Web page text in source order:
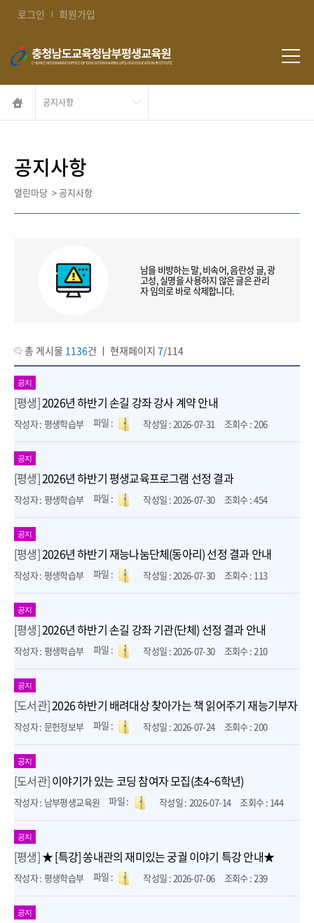
콘텐츠 바로가기
로그인 회원가입
공지사항
열린마당 >공지사항
남을 비방하는 말, 비속어, 음란성 글, 광
고성, 실명을 사용하지 않은 글은 관리
자 임의로 바로 삭제합니다.
총 게시물 1136건 ㅣ 현재페이지 7/114
공지
[평생]2026년 하반기 손길 강좌 강사 계약 안내
평생학습부 2026-07-31 206
공지
[평생]2026년 하반기 평생교육프로그램 선정 결과
평생학습부 2026-07-30 454
공지
[평생]2026년 하반기 재능나눔단체(동아리) 선정 결과 안내
평생학습부 2026-07-30 113
공지
[평생]2026년 하반기 손길 강좌 기관(단체) 선정 결과 안내
평생학습부 2026-07-30 210
공지
[도서관]2026 하반기 배려대상 찾아가는 책 읽어주기 재능기부자 제
문헌정보부 2026-07-24 200
공지
[도서관]이야기가 있는 코딩 참여자 모집(초4~6학년)
남부평생교육원 2026-07-14 144
공지
[평생]★ [특강] 쏭내관의 재미있는 궁궐 이야기 특강 안내★
평생학습부 2026-07-06 239
공지